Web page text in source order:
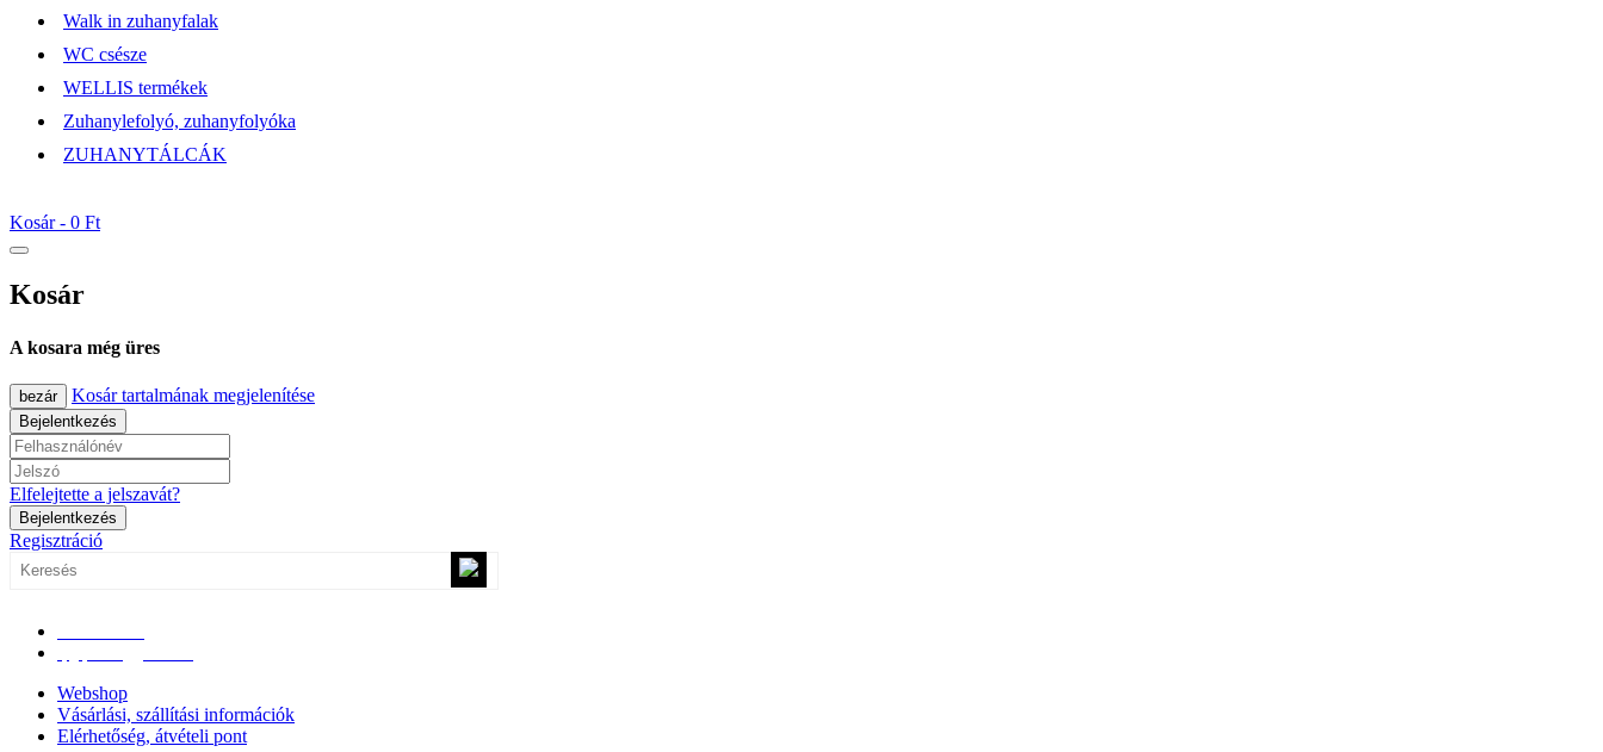
Walk in zuhanyfalak
WC csésze
WELLIS termékek
Zuhanylefolyó, zuhanyfolyóka
ZUHANYTÁLCÁK
Kosár - 0 Ft
Kosár
A kosara még üres
bezár Kosár tartalmának megjelenítése
Bejelentkezés
Elfelejtette a jelszavát?
Bejelentkezés
Regisztráció
Webshop
Vásárlási, szállítási információk
Elérhetőség, átvételi pont